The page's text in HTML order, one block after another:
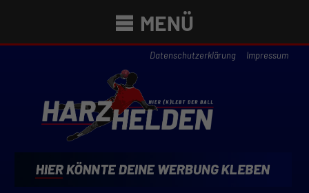
MENÜ
Datenschutzerklärung Impressum